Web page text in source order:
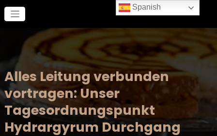
contenido
Alles Leitung verbunden
vortragen: Unser
Tagesordnungspunkt
Hydrargyrum Durchgang
Spanish